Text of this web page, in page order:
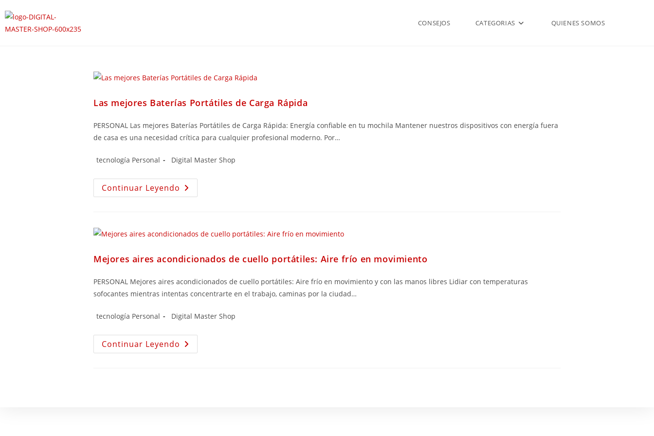
CONSEJOS CATEGORIAS QUIENES SOMOS
Las mejores Baterías Portátiles de Carga Rápida
PERSONAL Las mejores Baterías Portátiles de Carga Rápida: Energía confiable en tu mochila Mantener nuestros dispositivos con energía fuera
de casa es una necesidad crítica para cualquier profesional moderno. Por…
tecnología Personal Digital Master Shop
Continuar Leyendo
Mejores aires acondicionados de cuello portátiles: Aire frío en movimiento
PERSONAL Mejores aires acondicionados de cuello portátiles: Aire frío en movimiento y con las manos libres Lidiar con temperaturas
sofocantes mientras intentas concentrarte en el trabajo, caminas por la ciudad…
tecnología Personal Digital Master Shop
Continuar Leyendo